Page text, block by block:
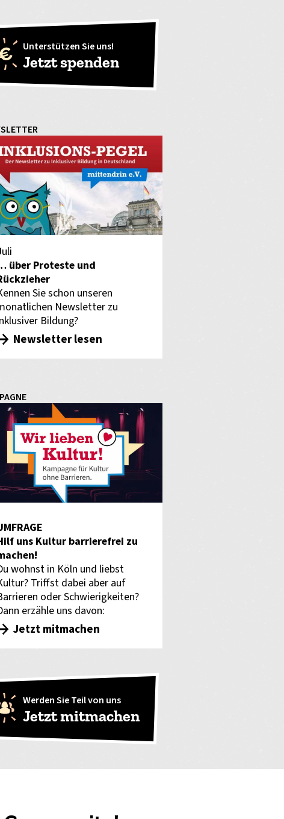
Unterstützen Sie uns!
Jetzt spenden
über Proteste und
Sie schon unseren
Newsletter zu
Bildung?
Newsletter lesen
uns Kultur barrierefrei zu
wohnst in Köln und liebst
Triffst dabei aber auf
oder Schwierigkeiten?
erzähle uns davon:
Jetzt mitmachen
Werden Sie Teil von uns
Jetzt mitmachen